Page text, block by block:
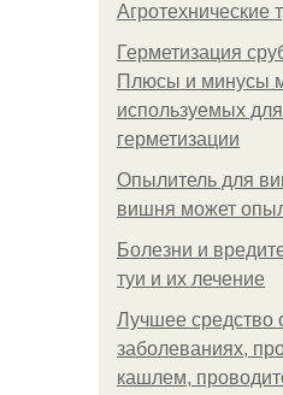
Агротехнические
Герметизация
Плюсы и минусы
используемых
герметизации
Опылитель для
вишня может
Болезни и
туи и их лечение
Лучшее средство
заболеваниях,
кашлем,